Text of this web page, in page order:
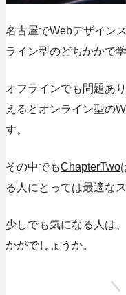
名古屋でWebデザイン
ライン型のどちかかで
オフラインでも問題あり
えるとオンライン型の
す。
その中でもChapterTwo
る人にとっては最適な
少しでも気になる人は
かがでしょうか。